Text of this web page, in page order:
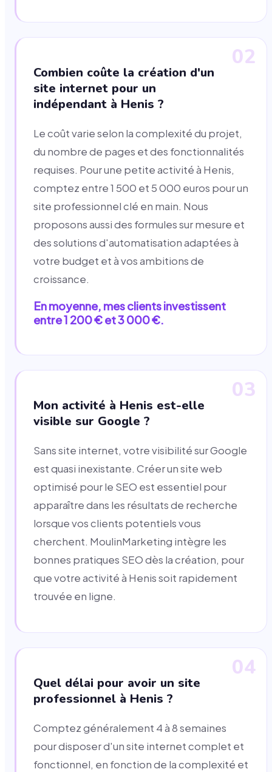
02
Combien coûte la création d'un
site internet pour un
indépendant à Henis ?
Le coût varie selon la complexité du projet,
du nombre de pages et des fonctionnalités
requises. Pour une petite activité à Henis,
comptez entre 1 500 et 5 000 euros pour un
site professionnel clé en main. Nous
proposons aussi des formules sur mesure et
des solutions d'automatisation adaptées à
votre budget et à vos ambitions de
croissance.
En moyenne, mes clients investissent
entre 1 200 € et 3 000 €.
03
Mon activité à Henis est-elle
visible sur Google ?
Sans site internet, votre visibilité sur Google
est quasi inexistante. Créer un site web
optimisé pour le SEO est essentiel pour
apparaître dans les résultats de recherche
lorsque vos clients potentiels vous
cherchent. MoulinMarketing intègre les
bonnes pratiques SEO dès la création, pour
que votre activité à Henis soit rapidement
trouvée en ligne.
04
Quel délai pour avoir un site
professionnel à Henis ?
Comptez généralement 4 à 8 semaines
pour disposer d'un site internet complet et
fonctionnel, en fonction de la complexité et